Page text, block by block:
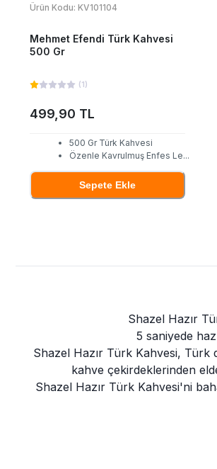
Ürün Kodu: KV101104
Mehmet Efendi Türk Kahvesi
500 Gr
(1)
499,90 TL
500 Gr Türk Kahvesi
Özenle Kavrulmuş Enfes Le...
Sepete Ekle
Shazel Hazır
5 saniyede
Shazel Hazır Türk Kahvesi, Türk
kahve çekirdeklerinden
Shazel Hazır Türk Kahvesi'ni